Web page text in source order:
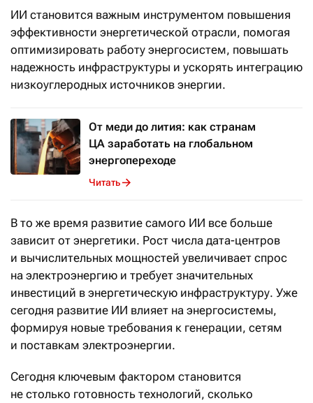
ИИ становится важным инструментом повышения
эффективности энергетической отрасли, помогая
оптимизировать работу энергосистем, повышать
надежность инфраструктуры и ускорять интеграцию
низкоуглеродных источников энергии.
От меди до лития: как странам
ЦА заработать на глобальном
энергопереходе
Читать
В то же время развитие самого ИИ все больше
зависит от энергетики. Рост числа дата-центров
и вычислительных мощностей увеличивает спрос
на электроэнергию и требует значительных
инвестиций в энергетическую инфраструктуру. Уже
сегодня развитие ИИ влияет на энергосистемы,
формируя новые требования к генерации, сетям
и поставкам электроэнергии.
Сегодня ключевым фактором становится
не столько готовность технологий, сколько